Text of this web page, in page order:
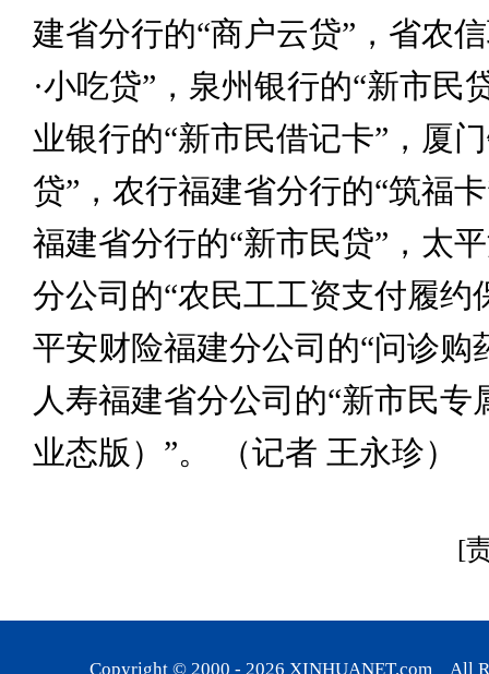
建省分行的“商户云贷”，省农
·小吃贷”，泉州银行的“新市民
业银行的“新市民借记卡”，厦
贷”，农行福建省分行的“筑福
福建省分行的“新市民贷”，太
分公司的“农民工工资支付履约
平安财险福建分公司的“问诊购
人寿福建省分公司的“新市民专
业态版）”。 （记者 王永珍）
[
Copyright © 2000 - 2026 XINHUANET.com All